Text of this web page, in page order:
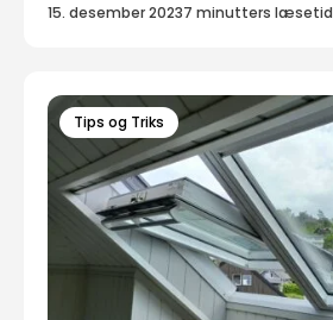
15. desember 20237 minutters læsetid
Tips og Triks